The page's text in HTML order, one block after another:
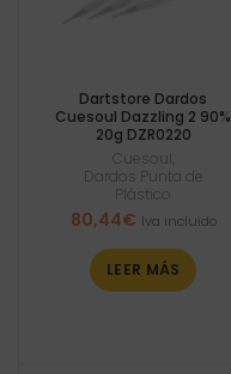
Dartstore Dardos
Cuesoul Dazzling 2 90%
20g DZR0220
Cuesoul
Dardos Punta de
Plástico
80,44€ Iva incluido
LEER MÁS